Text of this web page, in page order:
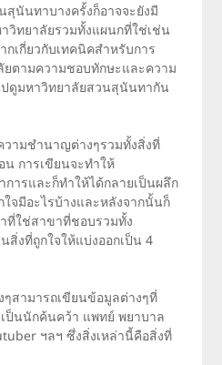
สุนันทาบางครั้งก็อาจจะยังมี
วิทยาลัยรวมทั้งแผนกที่ใช่เช่น
เกี่ยวกับเทคนิคสำหรับการ
ตามความชอบทักษะและความ
ปดูมหาวิทยาลัยสวนสุนันทากัน
วามชำนาญต่างๆรวมทั้งสิ่งที่
น การเขียนจะทำให้
ารและก็ทำให้ได้กลายเป็นผลึก
ใจมีอะไรบ้างและหลังจากนั้นก็
ที่ใช่สาขาที่ชอบรวมทั้ง
สิ่งที่ถูกใจให้แบ่งออกเป็น 4
ๆสามารถเขียนข้อมูลต่างๆที่
เป็นนักค้นคว้า แพทย์ พยาบาล
ฯลฯ ซึ่งสิ่งเหล่านี้คือสิ่งที่